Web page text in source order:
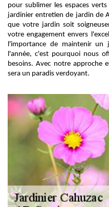
pour sublimer les espaces
jardinier entretien de jardin de
que votre jardin soit
votre engagement envers
l'importance de maintenir un
l'année, c'est pourquoi nous
besoins. Avec notre approche
sera un paradis verdoyant.